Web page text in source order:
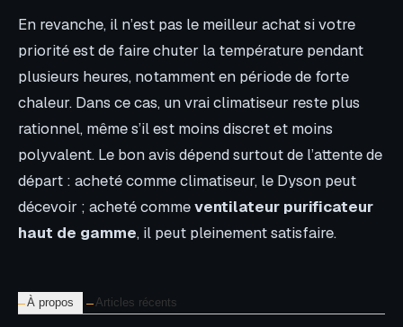
En revanche, il n’est pas le meilleur achat si votre
priorité est de faire chuter la température pendant
plusieurs heures, notamment en période de forte
chaleur. Dans ce cas, un vrai climatiseur reste plus
rationnel, même s’il est moins discret et moins
polyvalent. Le bon avis dépend surtout de l’attente de
départ : acheté comme climatiseur, le Dyson peut
décevoir ; acheté commeventilateur purificateur
haut de gamme, il peut pleinement satisfaire.
À propos Articles récents